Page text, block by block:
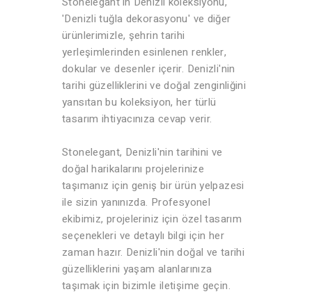
'Denizli tuğla dekorasyonu' ve diğer
ürünlerimizle, şehrin tarihi
yerleşimlerinden esinlenen renkler,
dokular ve desenler içerir. Denizli'nin
tarihi güzelliklerini ve doğal zenginliğini
yansıtan bu koleksiyon, her türlü
tasarım ihtiyacınıza cevap verir.
Stonelegant, Denizli'nin tarihini ve
doğal harikalarını projelerinize
taşımanız için geniş bir ürün yelpazesi
ile sizin yanınızda. Profesyonel
ekibimiz, projeleriniz için özel tasarım
seçenekleri ve detaylı bilgi için her
zaman hazır. Denizli'nin doğal ve tarihi
güzelliklerini yaşam alanlarınıza
taşımak için bizimle iletişime geçin.